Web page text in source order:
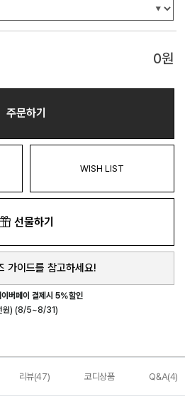
0원
주문하기
WISH LIST
선물하기
가이드를 참고하세요!
이버페이 결제시 5%할인
원) (8/5~8/31)
리뷰(47) 코디상품 Q&A(4)